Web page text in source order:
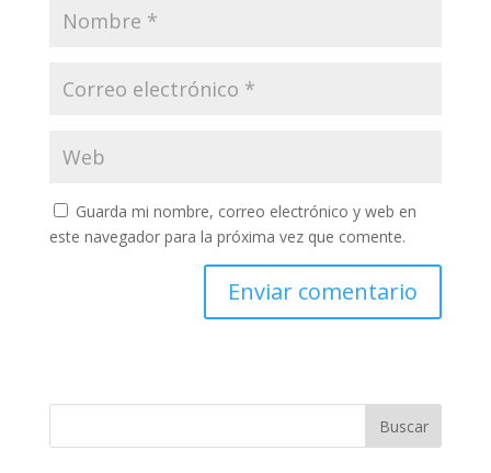
Guarda mi nombre, correo electrónico y web en
este navegador para la próxima vez que comente.